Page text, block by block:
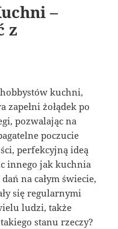
–
z
kuchni,
zapełni żołądek po
pozwalając na
poczucie
perfekcyjną ideą
innego jak kuchnia
na całym świecie,
się regularnymi
ludzi, także
stanu rzeczy?